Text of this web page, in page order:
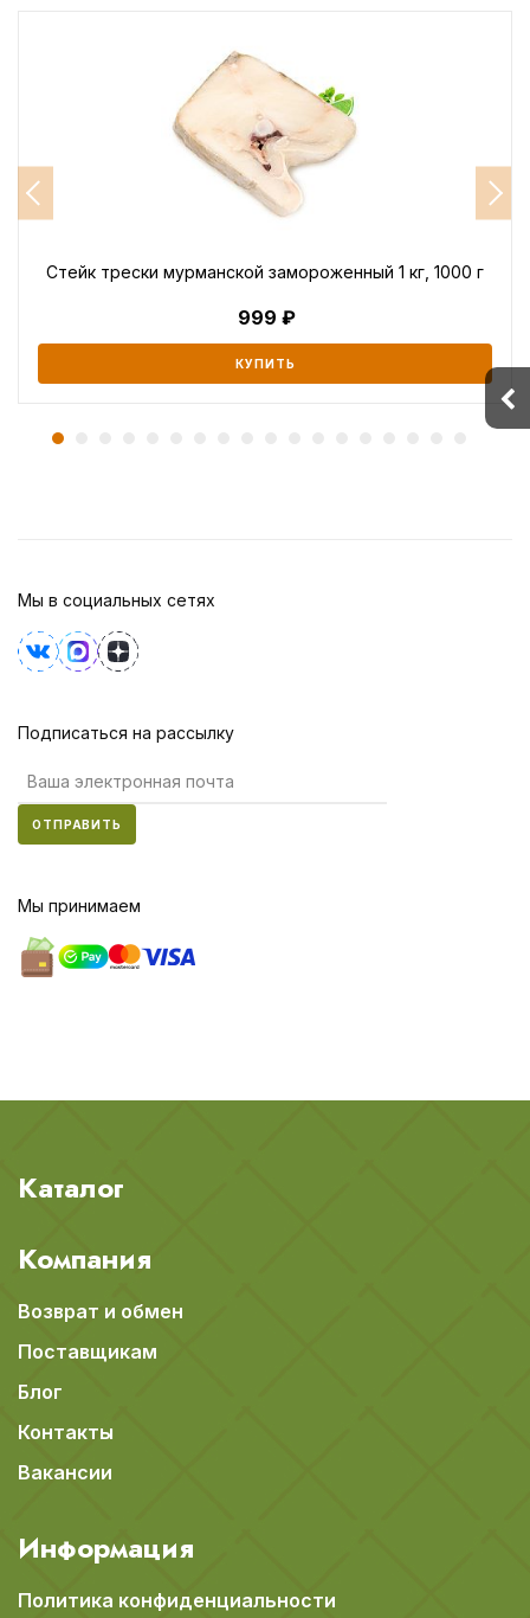
Стейк трески мурманской замороженный 1 кг, 1000 г
999
КУПИТЬ
Мы в социальных сетях
Подписаться на рассылку
ОТПРАВИТЬ
Мы принимаем
Каталог
Компания
Возврат и обмен
Поставщикам
Блог
Контакты
Вакансии
Информация
Политика конфиденциальности